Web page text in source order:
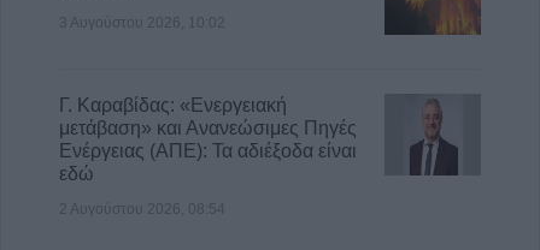
3 Αυγούστου 2026, 10:02
Γ. Καραβίδας: «Ενεργειακή
μετάβαση» και Ανανεώσιμες Πηγές
Ενέργειας (ΑΠΕ): Τα αδιέξοδα είναι
εδώ
2 Αυγούστου 2026, 08:54